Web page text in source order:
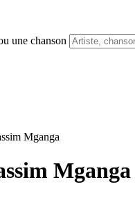
une chanson
Mganga
Mganga